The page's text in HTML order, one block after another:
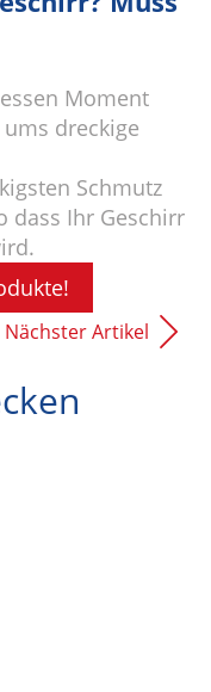
Moment
dreckige
Schmutz
dass Ihr Geschirr
Nächster Artikel